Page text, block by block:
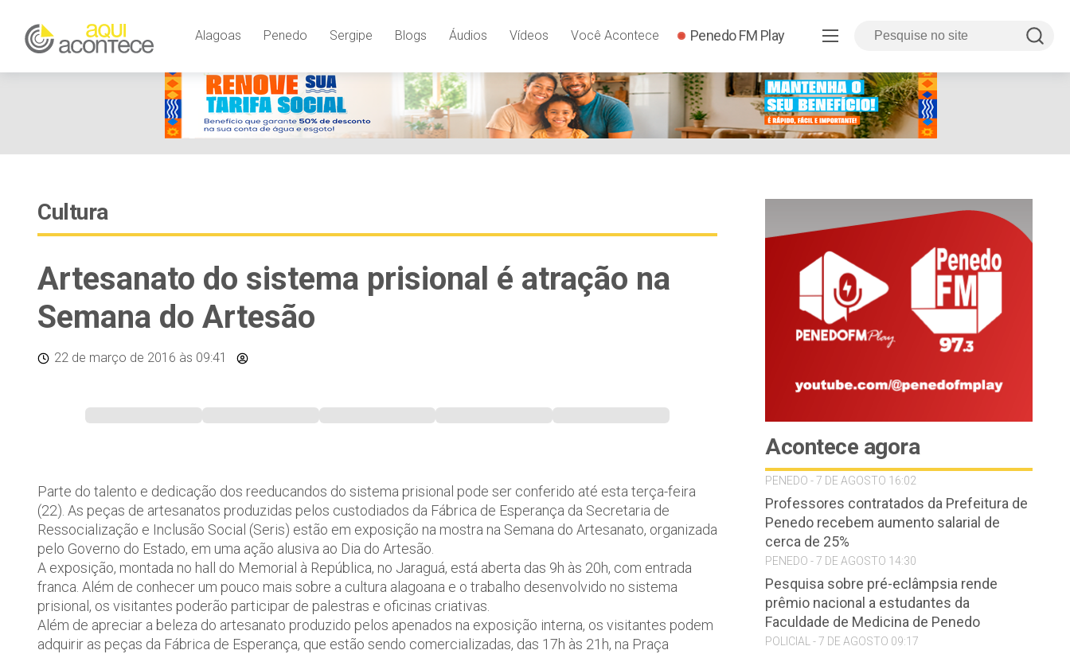
Alagoas Penedo Sergipe Blogs Áudios Vídeos Você Acontece Penedo FM Play
Cultura
Artesanato do sistema prisional é atração na
Semana do Artesão
22 de março de 2016 às 09:41
Parte do talento e dedicação dos reeducandos do sistema prisional pode ser conferido até esta terça-feira
(22). As peças de artesanatos produzidas pelos custodiados da Fábrica de Esperança da Secretaria de
Ressocialização e Inclusão Social (Seris) estão em exposição na mostra na Semana do Artesanato, organizada
pelo Governo do Estado, em uma ação alusiva ao Dia do Artesão.
A exposição, montada no hall do Memorial à República, no Jaraguá, está aberta das 9h às 20h, com entrada
franca. Além de conhecer um pouco mais sobre a cultura alagoana e o trabalho desenvolvido no sistema
prisional, os visitantes poderão participar de palestras e oficinas criativas.
Além de apreciar a beleza do artesanato produzido pelos apenados na exposição interna, os visitantes podem
adquirir as peças da Fábrica de Esperança, que estão sendo comercializadas, das 17h às 21h, na Praça
Acontece agora
PENEDO - 7 DE AGOSTO 16:02
Professores contratados da Prefeitura de
Penedo recebem aumento salarial de
cerca de 25%
PENEDO - 7 DE AGOSTO 14:30
Pesquisa sobre pré-eclâmpsia rende
prêmio nacional a estudantes da
Faculdade de Medicina de Penedo
POLICIAL - 7 DE AGOSTO 09:17